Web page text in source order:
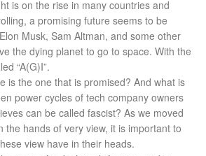
is on the rise in many countries and
a promising future seems to be
Musk, Sam Altman, and some other
the dying planet to go to space. With the
“A(G)I”.
is the one that is promised? And what is
power cycles of tech company owners
can be called fascist? As we moved
the hands of very view, it is important to
view have in their heads.